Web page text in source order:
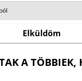
A TÖBBIEK,